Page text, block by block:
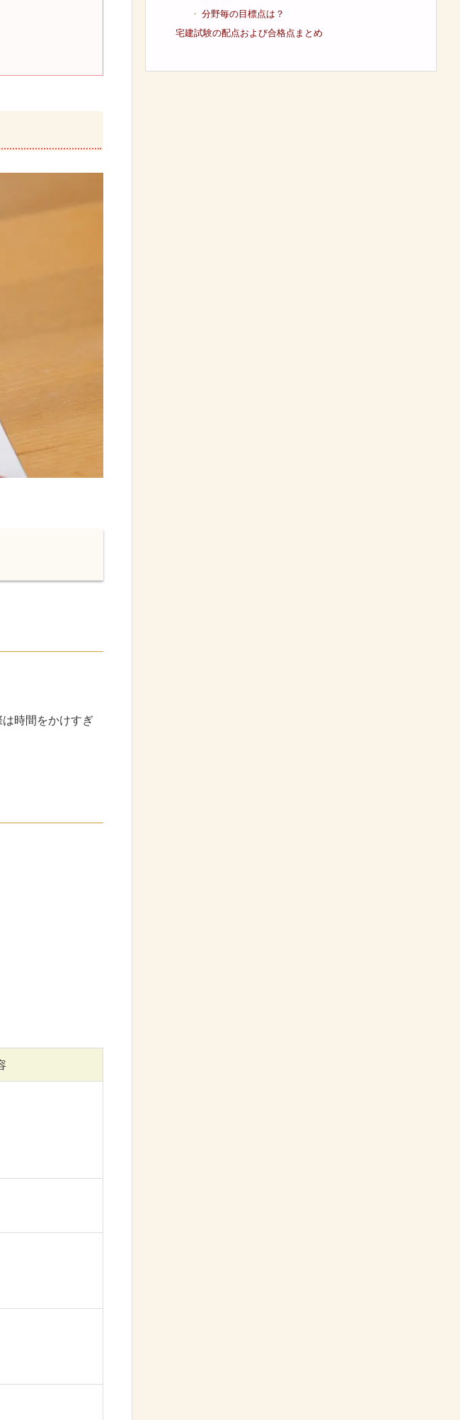
時間をかけすぎ
分野毎の目標点は？
宅建試験の配点および合格点まとめ